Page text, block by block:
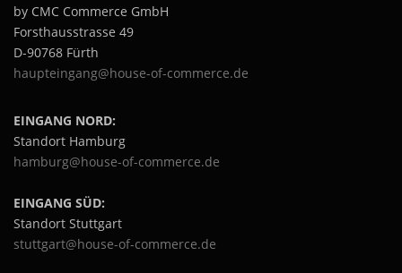
by CMC Commerce GmbH
Forsthausstrasse 49
D-90768 Fürth
haupteingang@house-of-commerce.de
EINGANG NORD:
Standort Hamburg
hamburg@house-of-commerce.de
EINGANG SÜD:
Standort Stuttgart
stuttgart@house-of-commerce.de